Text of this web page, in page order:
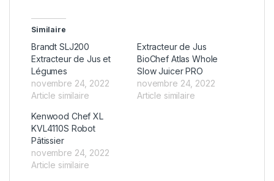
Similaire
Brandt SLJ200
Extracteur de Jus et
Légumes
novembre 24, 2022
Article similaire
Extracteur de Jus
BioChef Atlas Whole
Slow Juicer PRO
novembre 24, 2022
Article similaire
Kenwood Chef XL
KVL4110S Robot
Pâtissier
novembre 24, 2022
Article similaire